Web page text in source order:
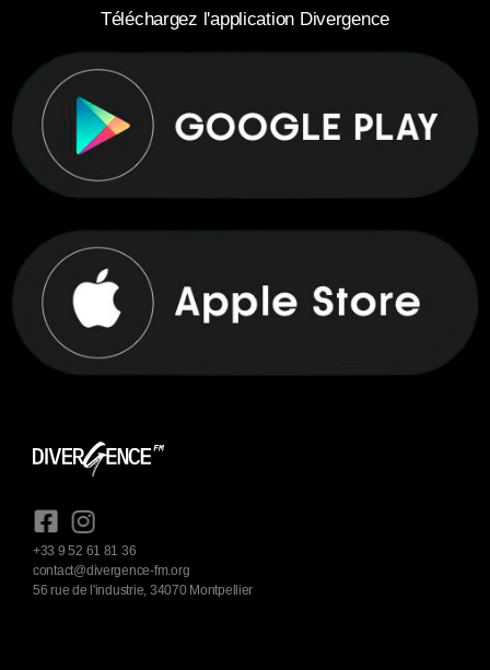
Téléchargez l'application Divergence
+33 9 52 61 81 36
contact@divergence-fm.org
56 rue de l'industrie, 34070 Montpellier